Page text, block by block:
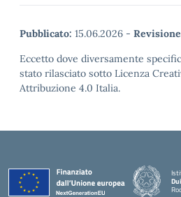
Pubblicato: 15.06.2026 -
Eccetto dove diversamente
stato rilasciato sotto Licenza
Attribuzione 4.0 Italia.